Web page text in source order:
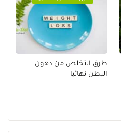
طرق التخلص من دهون
البطن نهائيا